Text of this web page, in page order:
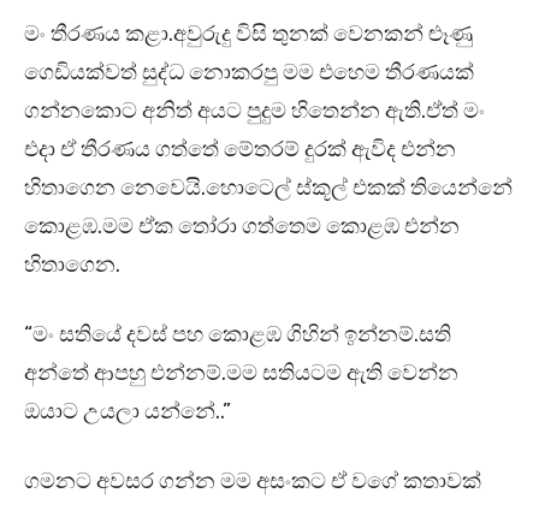
මං තීරණය කළා.අවුරුදු විසි තුනක් වෙනකන් ළූණු
ගෙඩියක්වත් සුද්ධ නොකරපු මම එහෙම තීරණයක්
ගන්නකොට අනිත් අයට පුදුම හිතෙන්න ඇති.ඒත් මං
එදා ඒ තීරණය ගත්තේ මේතරම් දුරක් ඇවිද එන්න
හිතාගෙන නෙවෙයි.හොටෙල් ස්කූල් එකක් තියෙන්නේ
කොළඹ.මම ඒක තෝරා ගත්තෙම කොළඹ එන්න
හිතාගෙන.
“මං සතියේ දවස් පහ කොළඹ ගිහින් ඉන්නම්.සති
අන්තේ ආපහු එන්නම්.මම සතියටම ඇති වෙන්න
ඔයාට උයලා යන්නේ..”
ගමනට අවසර ගන්න මම අසංකට ඒ වගේ කතාවක්